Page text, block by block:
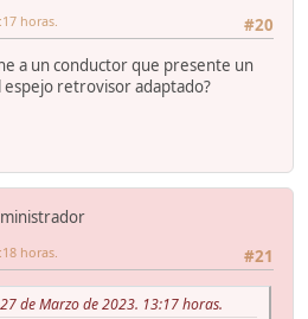
#20
horas.
a un conductor que presente un
retrovisor adaptado?
#21
horas.
de Marzo de 2023. 13:17 horas.